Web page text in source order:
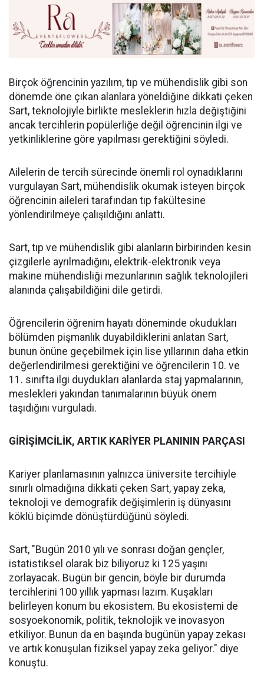
Birçok öğrencinin yazılım, tıp ve mühendislik gibi son
dönemde öne çıkan alanlara yöneldiğine dikkati çeken
Sart, teknolojiyle birlikte mesleklerin hızla değiştiğini
ancak tercihlerin popülerliğe değil öğrencinin ilgi ve
yetkinliklerine göre yapılması gerektiğini söyledi.
Ailelerin de tercih sürecinde önemli rol oynadıklarını
vurgulayan Sart, mühendislik okumak isteyen birçok
öğrencinin aileleri tarafından tıp fakültesine
yönlendirilmeye çalışıldığını anlattı.
Sart, tıp ve mühendislik gibi alanların birbirinden kesin
çizgilerle ayrılmadığını, elektrik-elektronik veya
makine mühendisliği mezunlarının sağlık teknolojileri
alanında çalışabildiğini dile getirdi.
Öğrencilerin öğrenim hayatı döneminde okudukları
bölümden pişmanlık duyabildiklerini anlatan Sart,
bunun önüne geçebilmek için lise yıllarının daha etkin
değerlendirilmesi gerektiğini ve öğrencilerin 10. ve
11. sınıfta ilgi duydukları alanlarda staj yapmalarının,
meslekleri yakından tanımalarının büyük önem
taşıdığını vurguladı.
GİRİŞİMCİLİK, ARTIK KARİYER PLANININ PARÇASI
Kariyer planlamasının yalnızca üniversite tercihiyle
sınırlı olmadığına dikkati çeken Sart, yapay zeka,
teknoloji ve demografik değişimlerin iş dünyasını
köklü biçimde dönüştürdüğünü söyledi.
Sart, "Bugün 2010 yılı ve sonrası doğan gençler,
istatistiksel olarak biz biliyoruz ki 125 yaşını
zorlayacak. Bugün bir gencin, böyle bir durumda
tercihlerini 100 yıllık yapması lazım. Kuşakları
belirleyen konum bu ekosistem. Bu ekosistemi de
sosyoekonomik, politik, teknolojik ve inovasyon
etkiliyor. Bunun da en başında bugünün yapay zekası
ve artık konuşulan fiziksel yapay zeka geliyor." diye
konuştu.